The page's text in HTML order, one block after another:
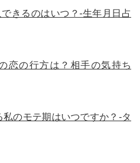
きるのはいつ？-生年月日占
恋の行方は？相手の気持ち
のモテ期はいつですか？-タ